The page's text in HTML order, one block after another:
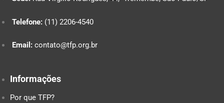
Telefone: (11) 2206-4540
Email: contato@tfp.org.br
Informações
Por que TFP?